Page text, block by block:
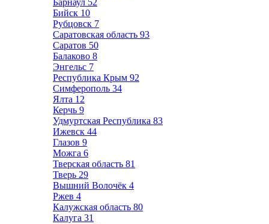
Барнаул 52
Бийск 10
Рубцовск 7
Саратовская область 93
Саратов 50
Балаково 8
Энгельс 7
Республика Крым 92
Симферополь 34
Ялта 12
Керчь 9
Удмуртская Республика 83
Ижевск 44
Глазов 9
Можга 6
Тверская область 81
Тверь 29
Вышний Волочёк 4
Ржев 4
Калужская область 80
Калуга 31